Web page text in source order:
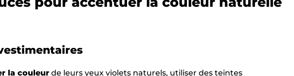
la couleur de leurs yeux violets naturels, utiliser des teintes